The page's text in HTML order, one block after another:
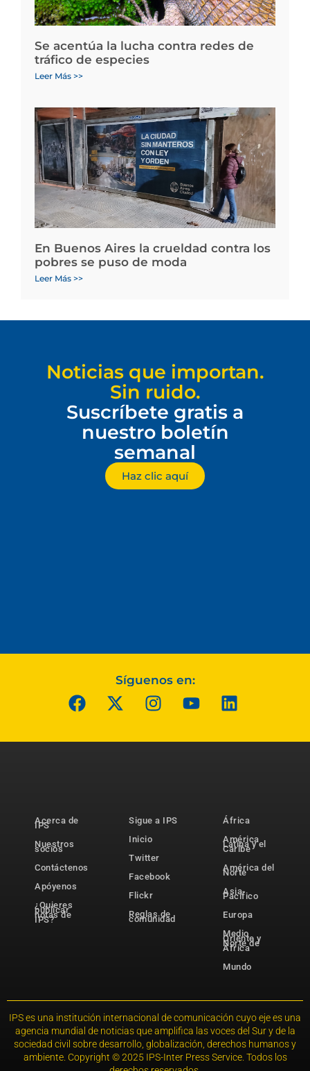
Se acentúa la lucha contra redes de
tráfico de especies
Leer Más >>
En Buenos Aires la crueldad contra los
pobres se puso de moda
Leer Más >>
Noticias que importan.
Sin ruido.
Suscríbete gratis a
nuestro boletín
semanal
Haz clic aquí
Síguenos en:
Acerca de
IPS
Nuestros
socios
Contáctenos
Apóyenos
¿Quieres
publicar
notas de
IPS?
Sigue a IPS
Inicio
Twitter
Facebook
Flickr
Reglas de
comunidad
África
América
Latina y el
Caribe
América del
Norte
Asia-
Pacífico
Europa
Medio
Oriente y
Norte de
África
Mundo
IPS es una institución internacional de comunicación cuyo eje es una
agencia mundial de noticias que amplifica las voces del Sur y de la
sociedad civil sobre desarrollo, globalización, derechos humanos y
ambiente. Copyright © 2025 IPS-Inter Press Service. Todos los